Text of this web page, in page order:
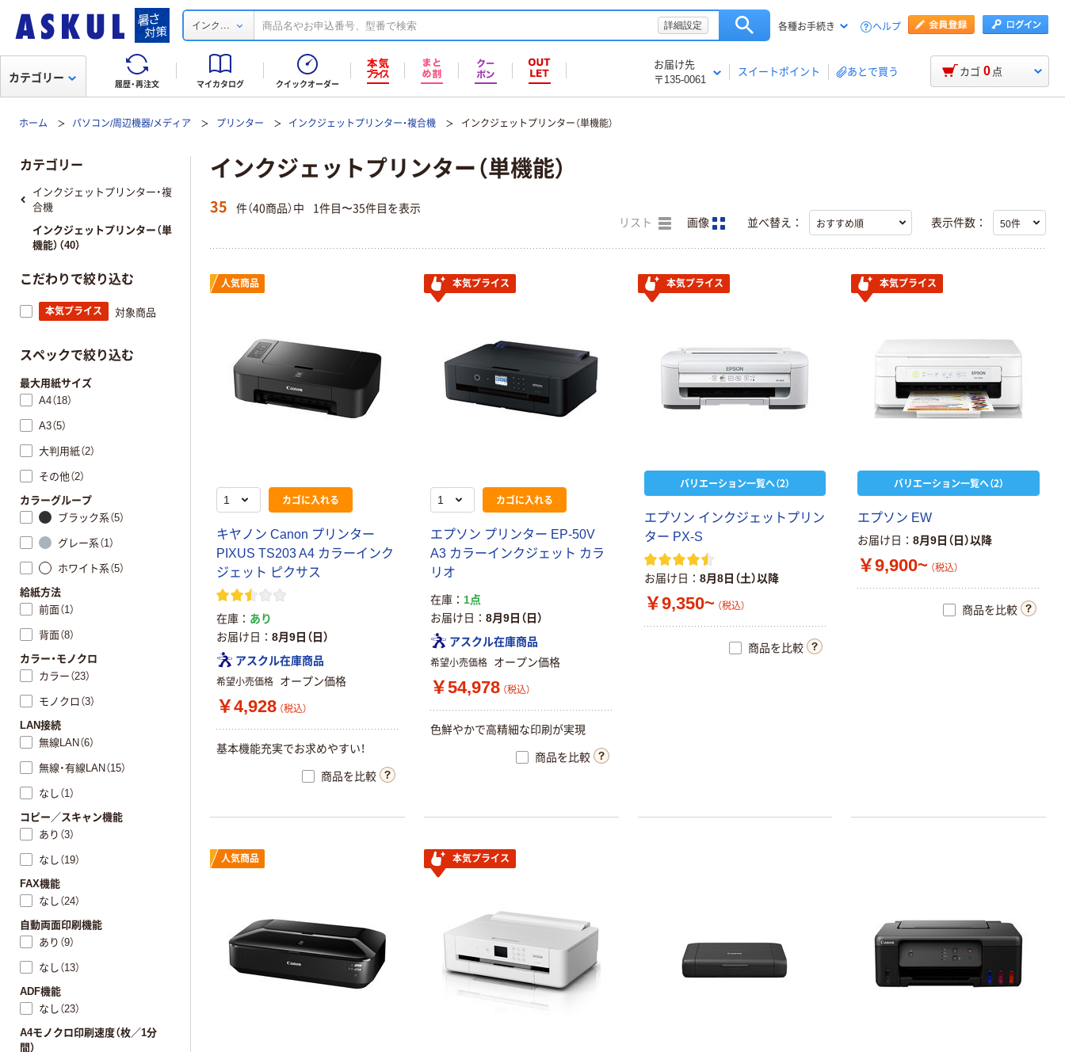
インク ... 詳細設定 各種お手続き ヘルプ
履歴・再注文 マイカタログ クイックオーダー
お届け先
〒135-0061
スイートポイント あとで買う
カテゴリー カゴ 0 点
ホーム パソコン/周辺機器/メディア プリンター インクジェットプリンター・複合機 インクジェットプリンター（単機能）
インクジェットプリンター（単機能）
35 件（40商品）中 1件目〜35件目を表示
リスト 画像 並べ替え： 表示件数：
人気商品
カゴに入れる
キヤノン Canon プリンター
PIXUS TS203 A4 カラーインク
ジェット ピクサス
在庫
あり
お届け日
8月9日（日）
アスクル在庫商品
希望小売価格 オープン価格
￥4,928 （税込）
基本機能充実でお求めやすい！
商品を比較
本気プライス
カゴに入れる
エプソン プリンター EP-50V
A3 カラーインクジェット カラ
リオ
在庫
1点
お届け日
8月9日（日）
アスクル在庫商品
希望小売価格 オープン価格
￥54,978 （税込）
色鮮やかで高精細な印刷が実現
商品を比較
本気プライス
バリエーション一覧へ（2）
エプソン インクジェットプリン
ター PX-S
お届け日 8月8日（土）以降
￥9,350~ （税込）
商品を比較
本気プライス
バリエーション一覧へ（2）
エプソン EW
お届け日 8月9日（日）以降
￥9,900~ （税込）
商品を比較
人気商品 本気プライス
カテゴリー
インクジェットプリンター・複
合機
インクジェットプリンター（単
機能）（40）
こだわりで絞り込む
本気プライス 対象商品
スペックで絞り込む
最大用紙サイズ
A4（18）
A3（5）
大判用紙（2）
その他（2）
カラーグループ
ブラック系（5）
グレー系（1）
ホワイト系（5）
給紙方法
前面（1）
背面（8）
カラー・モノクロ
カラー（23）
モノクロ（3）
LAN接続
無線LAN（6）
無線・有線LAN（15）
なし（1）
コピー／スキャン機能
あり（3）
なし（19）
FAX機能
なし（24）
自動両面印刷機能
あり（9）
なし（13）
ADF機能
なし（23）
A4モノクロ印刷速度（枚／1分
間）